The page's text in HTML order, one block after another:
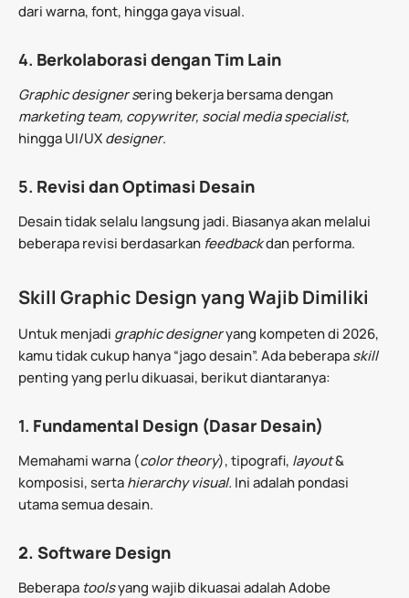
dari warna, font, hingga gaya visual.
4. Berkolaborasi dengan Tim Lain
Graphic designer sering bekerja bersama dengan
marketing team, copywriter, social media specialist,
hingga UI/UXdesigner.
5. Revisi dan Optimasi Desain
Desain tidak selalu langsung jadi. Biasanya akan melalui
beberapa revisi berdasarkan feedbackdan performa.
Skill Graphic Design yang Wajib Dimiliki
Untuk menjadi graphic designeryang kompeten di 2026,
kamu tidak cukup hanya “jago desain”. Ada beberapaskill
penting yang perlu dikuasai, berikut diantaranya:
1. Fundamental Design (Dasar Desain)
Memahami warna (color theory), tipografi, layout&
komposisi, sertahierarchy visual. Ini adalah pondasi
utama semua desain.
2. Software Design
Beberapa toolsyang wajib dikuasai adalah Adobe